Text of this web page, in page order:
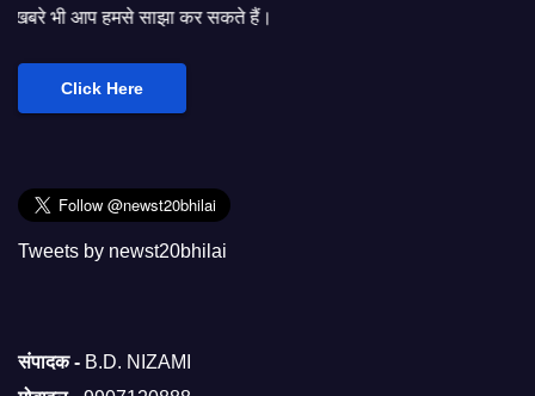
कर सकते हैं।
Click Here
Tweets by newst20bhilai
संपादक - B.D. NIZAMI